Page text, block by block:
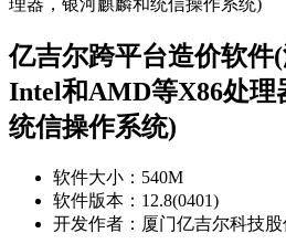
亿吉尔跨平台造价软件(
Intel和AMD等X86处理
统信操作系统)
软件大小： 540M
软件版本： 12.8(0401)
开发作者： 厦门亿吉尔科技